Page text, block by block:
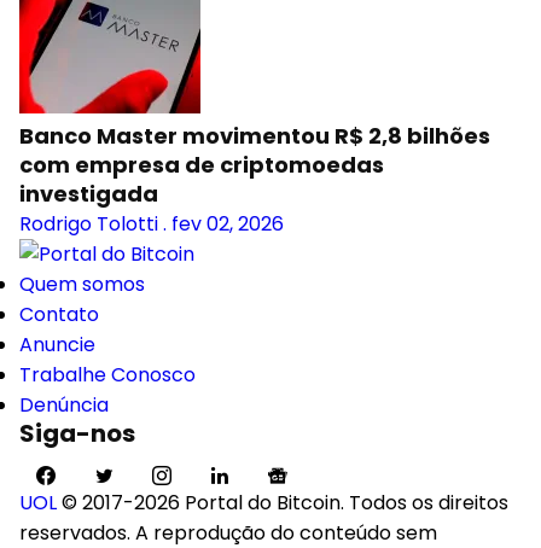
Banco Master movimentou R$ 2,8 bilhões
com empresa de criptomoedas
investigada
Rodrigo Tolotti. fev 02, 2026
Quem somos
Contato
Anuncie
Trabalhe Conosco
Denúncia
Siga-nos
UOL© 2017-2026 Portal do Bitcoin. Todos os direitos
reservados. A reprodução do conteúdo sem